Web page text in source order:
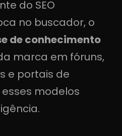
do SEO
no buscador, o
de conhecimento
marca em fóruns,
e portais de
modelos